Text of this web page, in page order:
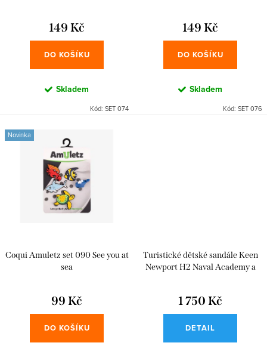
149 Kč
DO KOŠÍKU
Skladem
Kód: SET 074
149 Kč
DO KOŠÍKU
Skladem
Kód: SET 076
Novinka
Coqui Amuletz set 090 See you at
sea
99 Kč
DO KOŠÍKU
Turistické dětské sandále Keen
Newport H2 Naval Academy a
1 750 Kč
DETAIL